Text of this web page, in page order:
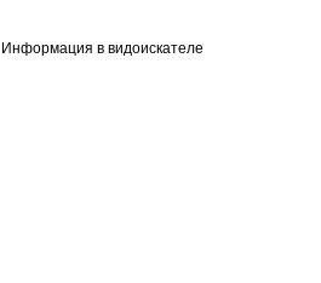
Информация в видоискателе